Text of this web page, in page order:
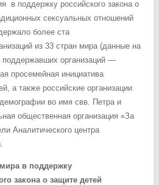
в поддержку российского закона о
сексуальных отношений
более ста
из 33 стран мира(данные на
поддержавших организаций —
просемейная инициатива
а также российские организации
во имя свв. Петра и
общественная организация «За
Аналитического центра
в поддержку
закона о защите детей